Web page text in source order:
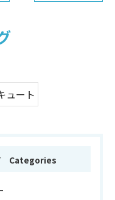
ュート
Categories